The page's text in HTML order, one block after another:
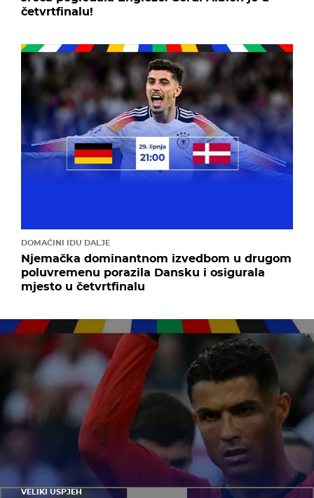
četvrtfinalu!
DOMAĆINI IDU DALJE
Njemačka dominantnom izvedbom u drugom
poluvremenu porazila Dansku i osigurala
mjesto u četvrtfinalu
VELIKI USPJEH